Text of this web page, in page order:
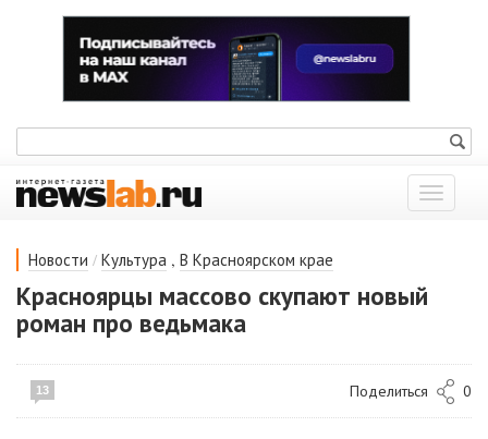
Показать
меню
Новости / Культура , В Красноярском крае
Красноярцы массово скупают новый
роман про ведьмака
13 Поделиться 0